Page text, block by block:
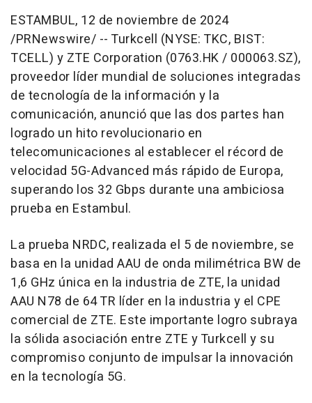
ESTAMBUL, 12 de noviembre de 2024
/PRNewswire/ -- Turkcell (NYSE: TKC, BIST:
TCELL) y ZTE Corporation (0763.HK / 000063.SZ),
proveedor líder mundial de soluciones integradas
de tecnología de la información y la
comunicación, anunció que las dos partes han
logrado un hito revolucionario en
telecomunicaciones al establecer el récord de
velocidad 5G-Advanced más rápido de Europa,
superando los 32 Gbps durante una ambiciosa
prueba en Estambul.
La prueba NRDC, realizada el 5 de noviembre, se
basa en la unidad AAU de onda milimétrica BW de
1,6 GHz única en la industria de ZTE, la unidad
AAU N78 de 64 TR líder en la industria y el CPE
comercial de ZTE. Este importante logro subraya
la sólida asociación entre ZTE y Turkcell y su
compromiso conjunto de impulsar la innovación
en la tecnología 5G.